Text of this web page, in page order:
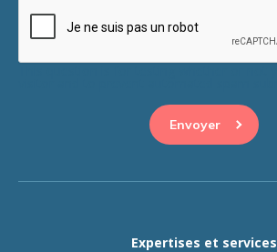
Expertises et services